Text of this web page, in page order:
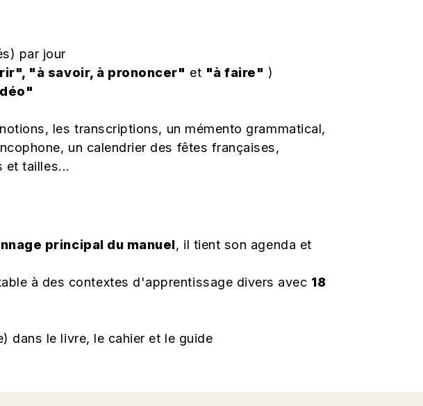
par jour
"à savoir, à prononcer" et "à faire" )
les transcriptions, un mémento grammatical,
un calendrier des fêtes françaises,
et tailles...
principal du manuel, il tient son agenda et
à des contextes d'apprentissage divers avec 18
dans le livre, le cahier et le guide